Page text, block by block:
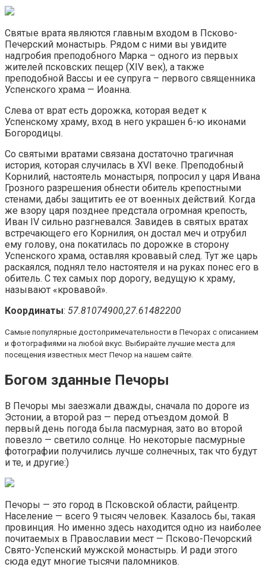
Святые врата являются главным входом в Псково-
Печерский монастырь. Рядом с ними вы увидите
надгробия преподобного Марка – одного из первых
жителей псковских пещер (XIV век), а также
преподобной Вассы и ее супруга – первого священника
Успенского храма — Иоанна.
Слева от врат есть дорожка, которая ведет к
Успенскому храму, вход в него украшен 6-ю иконами
Богородицы.
Со святыми вратами связана достаточно трагичная
история, которая случилась в XVI веке. Преподобный
Корнилий, настоятель монастыря, попросил у царя Ивана
Грозного разрешения обнести обитель крепостными
стенами, дабы защитить ее от военных действий. Когда
же взору царя позднее предстала огромная крепость,
Иван IV сильно разгневался. Завидев в святых вратах
встречающего его Корнилия, он достал меч и отрубил
ему голову, она покатилась по дорожке в сторону
Успенского храма, оставляя кровавый след. Тут же царь
раскаялся, поднял тело настоятеля и на руках понес его в
обитель. С тех самых пор дорогу, ведущую к храму,
называют «кровавой».
Координаты: 57.81074900,27.61482200
Самые популярные достопримечательности в Печорах с описанием
и фотографиями на любой вкус. Выбирайте лучшие места для
посещения известных мест Печор на нашем сайте.
Богом зданные Печоры
В Печоры мы заезжали дважды, сначала по дороге из
Эстонии, а второй раз — перед отъездом домой. В
первый день погода была пасмурная, зато во второй
повезло — светило солнце. Но некоторые пасмурные
фотографии получились лучше солнечных, так что будут
и те, и другие:)
Печоры — это город в Псковской области, райцентр.
Население — всего 9 тысяч человек. Казалось бы, такая
провинция. Но именно здесь находится одно из наиболее
почитаемых в Православии мест — Псково-Печорский
Свято-Успенский мужской монастырь. И ради этого
сюда едут многие тысячи паломников.